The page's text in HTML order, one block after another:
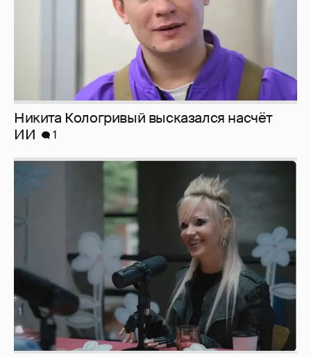
Никита Кологривый высказался насчёт
ИИ
1